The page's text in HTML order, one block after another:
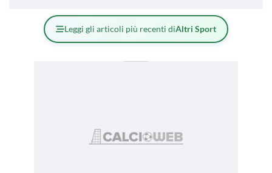
Leggi gli articoli più recenti diAltri Sport